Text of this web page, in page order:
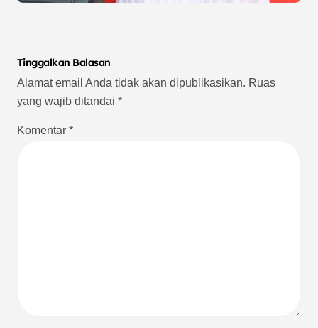
Tinggalkan Balasan
Alamat email Anda tidak akan dipublikasikan. Ruas
yang wajib ditandai *
Komentar *